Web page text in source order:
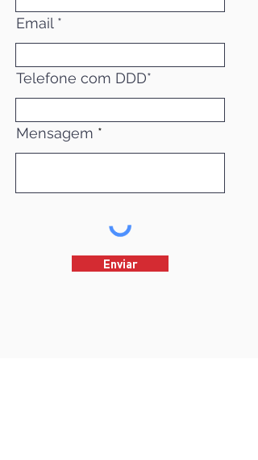
Email
Telefone com DDD*
Mensagem
Enviar